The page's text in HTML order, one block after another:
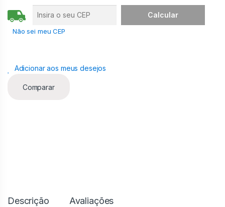
e
Não sei meu CEP
Adicionar aos meus desejos
Comparar
Descrição Avaliações